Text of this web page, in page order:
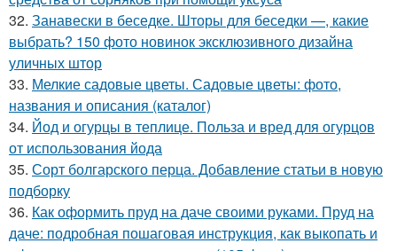
32. Занавески в беседке. Шторы для беседки —, какие
выбрать? 150 фото новинок эксклюзивного дизайна
уличных штор
33. Мелкие садовые цветы. Садовые цветы: фото,
названия и описания (каталог)
34. Йод и огурцы в теплице. Польза и вред для огурцов
от использования йода
35. Сорт болгарского перца. Добавление статьи в новую
подборку
36. Как оформить пруд на даче своими руками. Пруд на
даче: подробная пошаговая инструкция, как выкопать и